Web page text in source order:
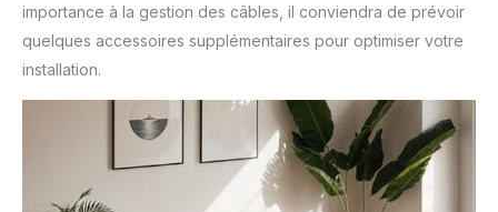
importance à la gestion des câbles, il conviendra de prévoir
quelques accessoires supplémentaires pour optimiser votre
installation.